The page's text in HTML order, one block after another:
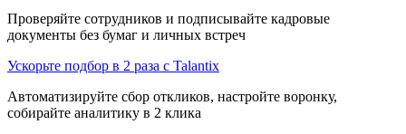
Проверяйте сотрудников и подписывайте кадровые
документы без бумаг и личных встреч
Ускорьте подбор в 2 раза с Talantix
Автоматизируйте сбор откликов, настройте воронку,
собирайте аналитику в 2 клика